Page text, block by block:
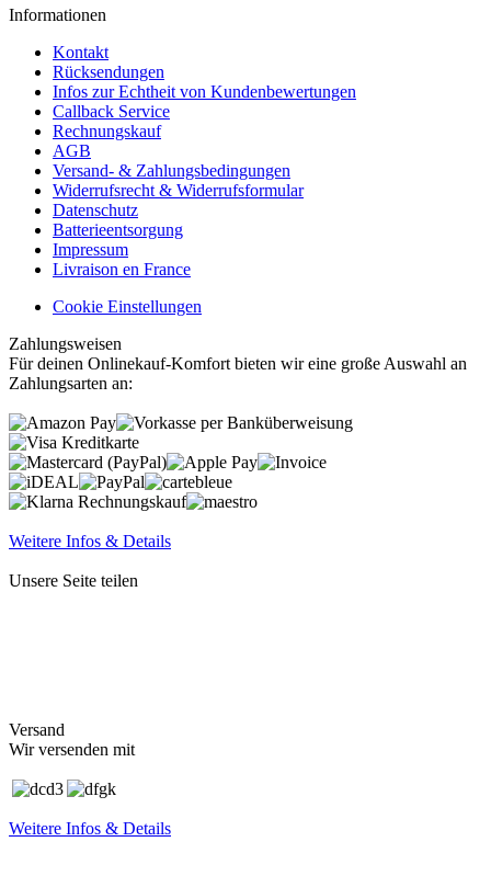
Informationen
Kontakt
Rücksendungen
Infos zur Echtheit von Kundenbewertungen
Callback Service
Rechnungskauf
AGB
Versand- & Zahlungsbedingungen
Widerrufsrecht & Widerrufsformular
Datenschutz
Batterieentsorgung
Impressum
Livraison en France
Cookie Einstellungen
Zahlungsweisen
Für deinen Onlinekauf-Komfort bieten wir eine große Auswahl an
Zahlungsarten an:
Weitere Infos & Details
Unsere Seite teilen
Versand
Wir versenden mit
Weitere Infos & Details